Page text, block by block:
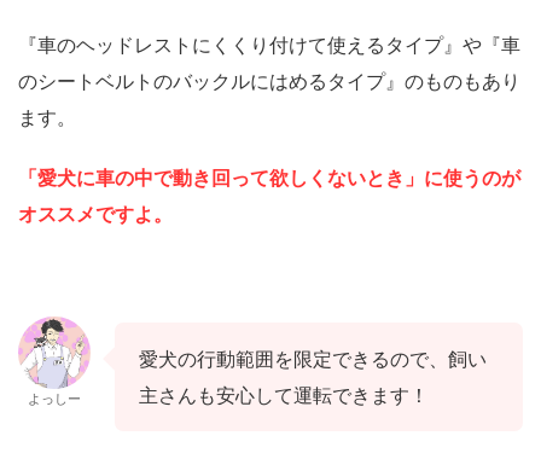
『車のヘッドレストにくくり付けて使えるタイプ』や『車
のシートベルトのバックルにはめるタイプ』のものもあり
ます。
「愛犬に車の中で動き回って欲しくないとき」に使うのが
オススメですよ。
よっしー
愛犬の行動範囲を限定できるので、飼い
主さんも安心して運転できます！